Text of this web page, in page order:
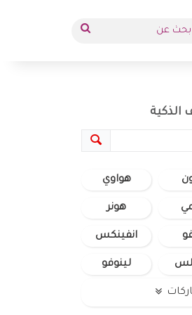
بحث
الذكية
هواوي
هونر
انفينكس
لينوفو